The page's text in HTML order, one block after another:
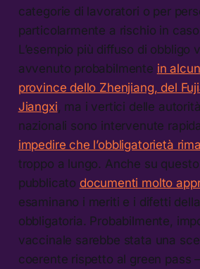
categorie di lavoratori o per
particolarmente a rischio in
L’esempio più diffuso di obbligo
avvenuto probabilmente in
province dello Zhenjiang, del
Jiangxi, ma i vertici delle
nazionali sono intervenute
impedire che l’obbligatorietà
troppo a lungo. Anche su questo
pubblicato documenti molto
esaminano i meriti e i difetti
obbligatoria. Probabilmente,
vaccinale sarebbe stata una
coerente rispetto al green pass